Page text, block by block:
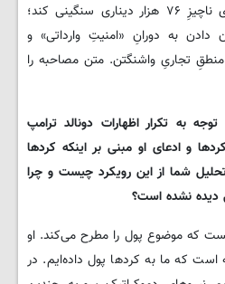
بر «رسیدهای انبار» و اعانه‌های ناچیزِ ۷۶ هزار دیناری سنگینی کند؛
دادن به دورانِ «امنیتِ وارداتی» و
منطقِ تجاریِ واشنگتن. متن مصاحبه را
به تکرار اظهارات دونالد ترامپ
و ادعای او مبنی بر اینکه کردها
تحلیل شما از این رویکرد چیست و چرا
دیده نشده است؟
که موضوع پول را مطرح می‌کند. او
است که ما به کردها پول داده‌ایم. در